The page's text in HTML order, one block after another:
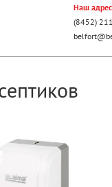
Наш
(8452)